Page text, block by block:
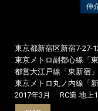
1R - 51.62m2
484名／閲覧済 6室／募集
コンフォリア東新
▶ 契約金のお